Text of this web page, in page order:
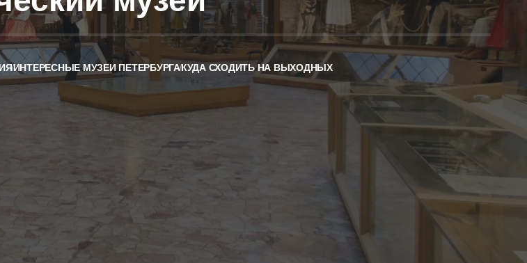
ИНТЕРЕСНЫЕ МУЗЕИ ПЕТЕРБУРГАКУДА СХОДИТЬ НА ВЫХОДНЫХ